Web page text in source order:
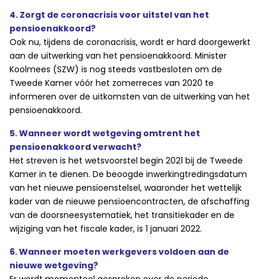
4. Zorgt de coronacrisis voor uitstel van het
pensioenakkoord?
Ook nu, tijdens de coronacrisis, wordt er hard doorgewerkt
aan de uitwerking van het pensioenakkoord. Minister
Koolmees (SZW) is nog steeds vastbesloten om de
Tweede Kamer vóór het zomerreces van 2020 te
informeren over de uitkomsten van de uitwerking van het
pensioenakkoord.
5. Wanneer wordt wetgeving omtrent het
pensioenakkoord verwacht?
Het streven is het wetsvoorstel begin 2021 bij de Tweede
Kamer in te dienen. De beoogde inwerkingtredingsdatum
van het nieuwe pensioenstelsel, waaronder het wettelijk
kader van de nieuwe pensioencontracten, de afschaffing
van de doorsneesystematiek, het transitiekader en de
wijziging van het fiscale kader, is 1 januari 2022.
6. Wanneer moeten werkgevers voldoen aan de
nieuwe wetgeving?